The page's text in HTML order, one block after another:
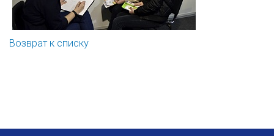
Возврат к списку